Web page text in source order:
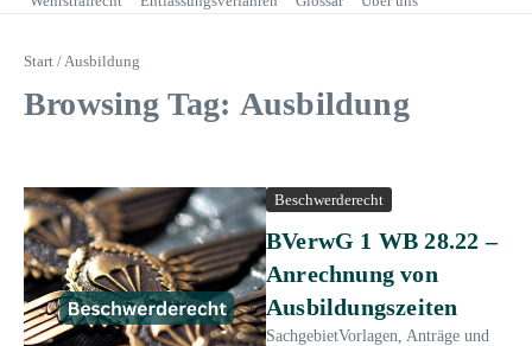
Start /Ausbildung
Browsing Tag: Ausbildung
Beschwerderecht
BVerwG 1 WB 28.22 –
Anrechnung von
Ausbildungszeiten
SachgebietVorlagen, Anträge und